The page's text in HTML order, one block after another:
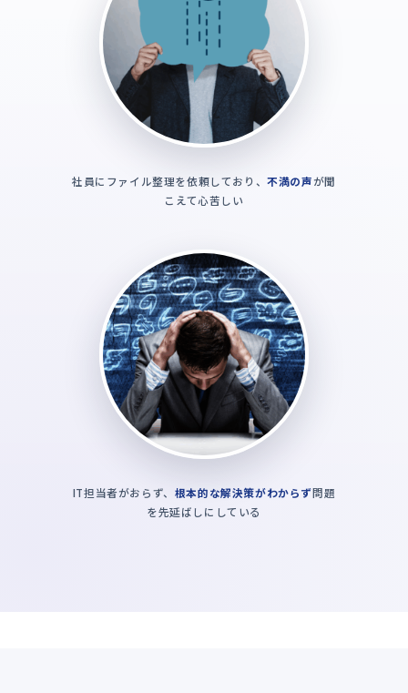
社員にファイル整理を依頼しており、不満の声が聞
こえて心苦しい
IT担当者がおらず、 根本的な解決策がわからず問題
を先延ばしにしている